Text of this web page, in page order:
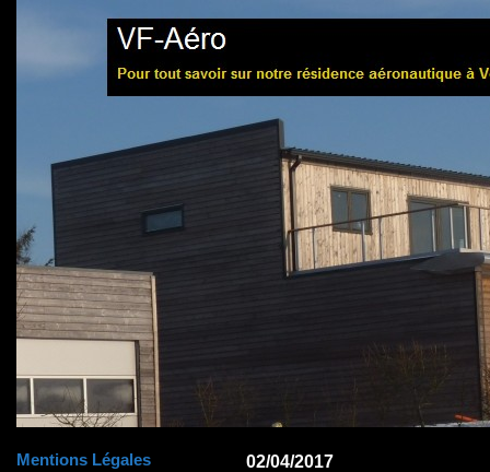
Mentions Légales 02/04/2017